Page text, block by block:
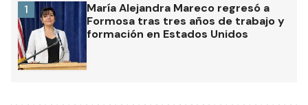
María Alejandra Mareco regresó a
Formosa tras tres años de trabajo y
formación en Estados Unidos
1